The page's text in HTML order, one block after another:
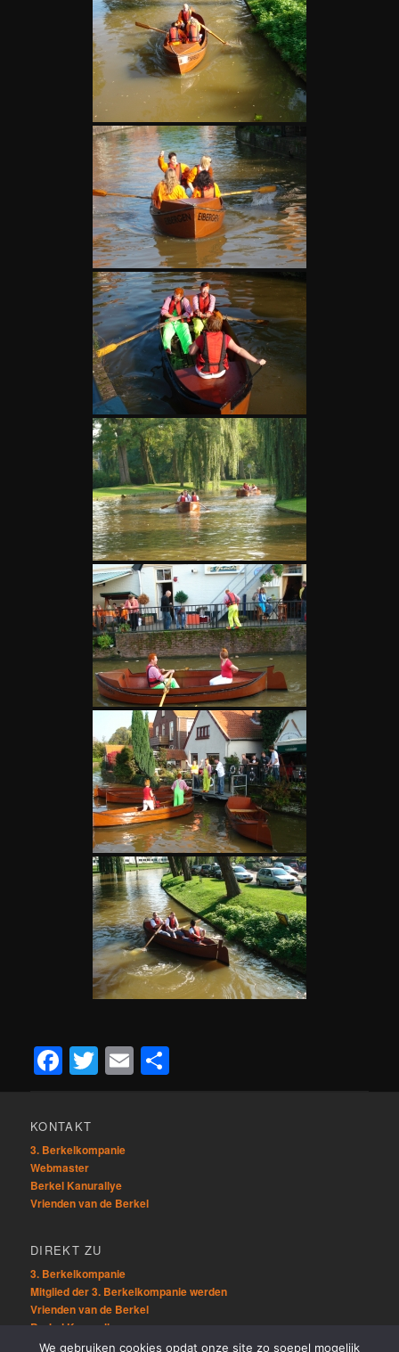
Facebook
Twitter
Email
KONTAKT
3. Berkelkompanie
Webmaster
Berkel Kanurallye
Vrienden van de Berkel
DIREKT ZU
3. Berkelkompanie
Mitglied der 3. Berkelkompanie werden
Vrienden van de Berkel
Berkel Kanurallye
We gebruiken cookies opdat onze site zo soepel mogelijk